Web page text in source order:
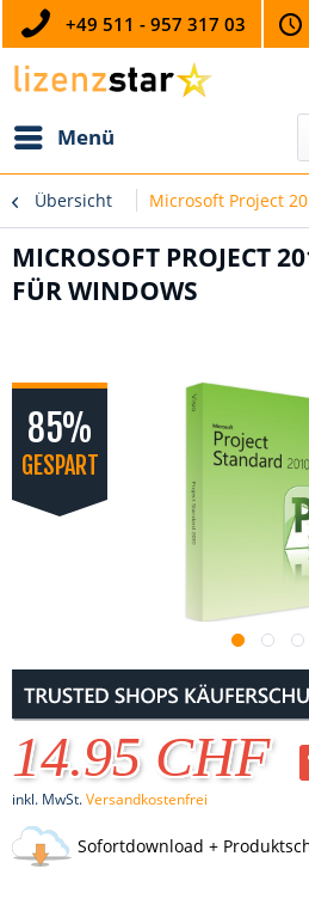
+49 511 - 957 317 03
Menü
Übersicht Microsoft Project
MICROSOFT PROJECT
FÜR WINDOWS
85%
GESPART
14.95 CHF
inkl. MwSt.Versandkostenfrei
Sofortdownload +